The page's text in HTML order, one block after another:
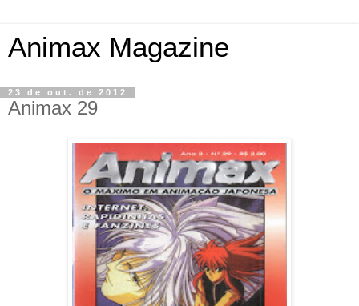
Animax Magazine
23 de out. de 2012
Animax 29